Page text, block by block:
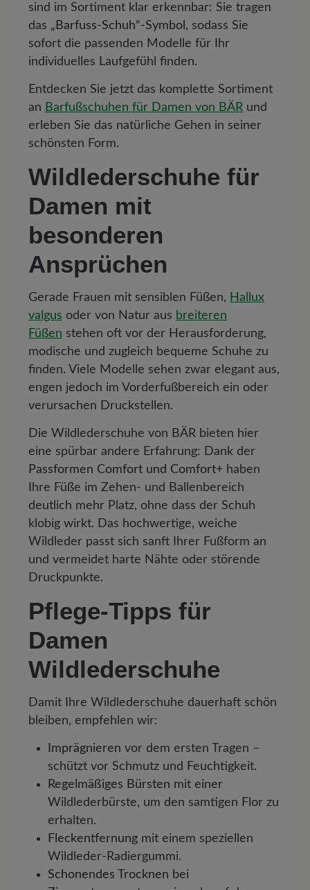
sind im Sortiment klar erkennbar: Sie tragen
das „Barfuss-Schuh“-Symbol , sodass Sie
sofort die passenden Modelle für Ihr
individuelles Laufgefühl finden.
Entdecken Sie jetzt das komplette Sortiment
an Barfußschuhen für Damen von BÄR und
erleben Sie das natürliche Gehen in seiner
schönsten Form.
Wildlederschuhe für
Damen mit
besonderen
Ansprüchen
Gerade Frauen mit sensiblen Füßen, Hallux
valgus oder von Natur aus breiteren
Füßen stehen oft vor der Herausforderung,
modische und zugleich bequeme Schuhe zu
finden. Viele Modelle sehen zwar elegant aus,
engen jedoch im Vorderfußbereich ein oder
verursachen Druckstellen.
Die Wildlederschuhe von BÄR bieten hier
eine spürbar andere Erfahrung: Dank der
Passformen Comfort und Comfort+ haben
Ihre Füße im Zehen- und Ballenbereich
deutlich mehr Platz, ohne dass der Schuh
klobig wirkt. Das hochwertige, weiche
Wildleder passt sich sanft Ihrer Fußform an
und vermeidet harte Nähte oder störende
Druckpunkte.
Pflege-Tipps für
Damen
Wildlederschuhe
Damit Ihre Wildlederschuhe dauerhaft schön
bleiben, empfehlen wir:
Imprägnieren vor dem ersten Tragen –
schützt vor Schmutz und Feuchtigkeit.
Regelmäßiges Bürsten mit einer
Wildlederbürste, um den samtigen Flor zu
erhalten.
Fleckentfernung mit einem speziellen
Wildleder-Radiergummi.
Schonendes Trocknen bei